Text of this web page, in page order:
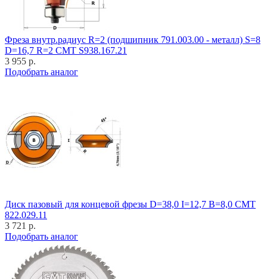
Фреза внутр.радиус R=2 (подшипник 791.003.00 - металл) S=8
D=16,7 R=2 CMT S938.167.21
3 955 р.
Подобрать аналог
Диск пазовый для концевой фрезы D=38,0 I=12,7 B=8,0 CMT
822.029.11
3 721 р.
Подобрать аналог